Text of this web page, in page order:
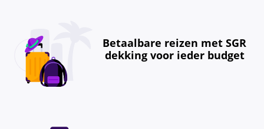
Betaalbare reizen met SGR
dekking voor ieder budget